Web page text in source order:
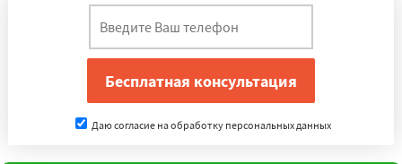
Даю согласие на обработку персональных данных